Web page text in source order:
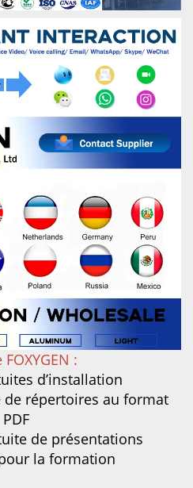
:
d’installation
répertoires au format
PDF
de présentations
la formation